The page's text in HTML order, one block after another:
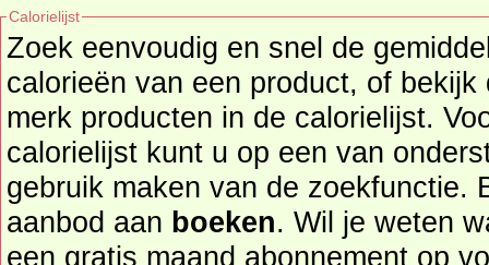
Calorielijst
Zoek eenvoudig en snel de
calorieën van een product, of
merk producten in de calorielijst.
calorielijst kunt u op een van
gebruik maken van de zoekfunctie.
aanbod aan boeken. Wil je weten
een gratis maand abonnement op